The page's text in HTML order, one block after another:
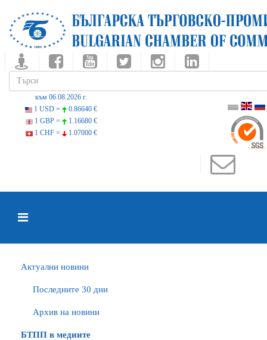
към 06.08.2026 г.
1 USD =
0.86640 €
1 GBP =
1.16680 €
1 CHF =
1.07000 €
Актуални новини
Последните 30 дни
Архив на новини
БTПП в медиите